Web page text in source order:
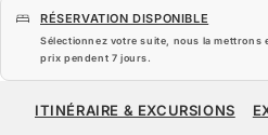
RÉSERVATION DISPONIBLE
Sélectionnez votre suite, nous la mettrons
prix pendent 7 jours.
À PARTIR DE 4 800
ITINÉRAIRE & EXCURSIONS